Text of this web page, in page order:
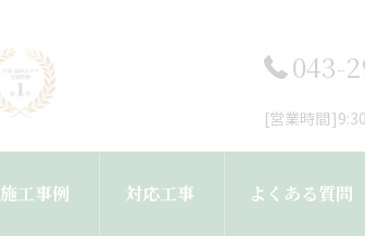
043-
[営業時間
施工事例 対応工事 よくある質問